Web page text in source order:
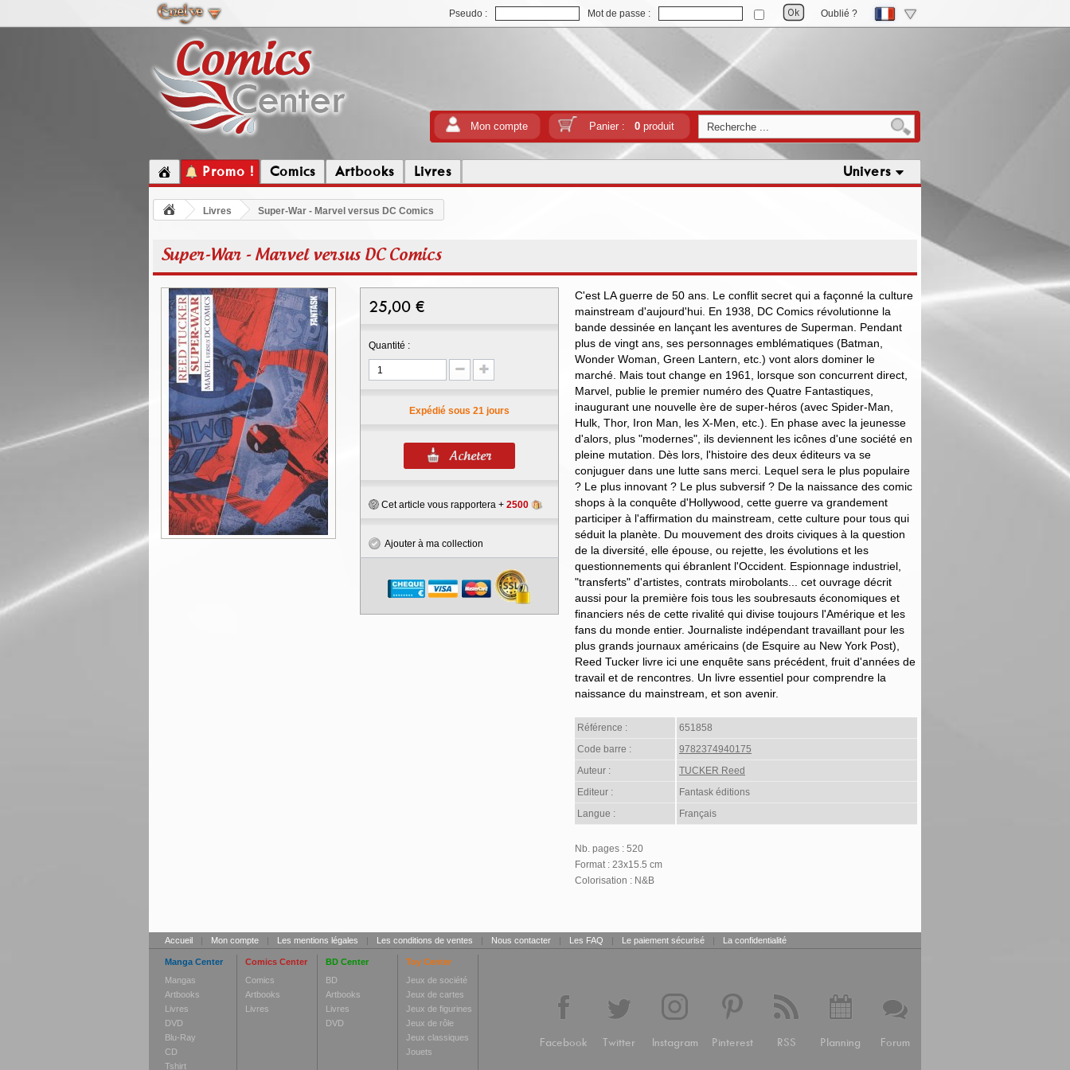
Pseudo : Mot de passe : Oublié ?
Mon compte Panier : 0produit
Promo ! Comics Artbooks Livres Univers
Livres Super-War - Marvel versus DC Comics
Super-War - Marvel versus DC Comics
25,00 €
Quantité :
Expédié sous 21 jours
Cet article vous rapportera + 2500
Ajouter à ma collection
C'est LA guerre de 50 ans. Le conflit secret qui a façonné la culture
mainstream d'aujourd'hui. En 1938, DC Comics révolutionne la
bande dessinée en lançant les aventures de Superman. Pendant
plus de vingt ans, ses personnages emblématiques (Batman,
Wonder Woman, Green Lantern, etc.) vont alors dominer le
marché. Mais tout change en 1961, lorsque son concurrent direct,
Marvel, publie le premier numéro des Quatre Fantastiques,
inaugurant une nouvelle ère de super-héros (avec Spider-Man,
Hulk, Thor, Iron Man, les X-Men, etc.). En phase avec la jeunesse
d'alors, plus "modernes", ils deviennent les icônes d'une société en
pleine mutation. Dès lors, l'histoire des deux éditeurs va se
conjuguer dans une lutte sans merci. Lequel sera le plus populaire
? Le plus innovant ? Le plus subversif ? De la naissance des comic
shops à la conquête d'Hollywood, cette guerre va grandement
participer à l'affirmation du mainstream, cette culture pour tous qui
séduit la planète. Du mouvement des droits civiques à la question
de la diversité, elle épouse, ou rejette, les évolutions et les
questionnements qui ébranlent l'Occident. Espionnage industriel,
"transferts" d'artistes, contrats mirobolants... cet ouvrage décrit
aussi pour la première fois tous les soubresauts économiques et
financiers nés de cette rivalité qui divise toujours l'Amérique et les
fans du monde entier. Journaliste indépendant travaillant pour les
plus grands journaux américains (de Esquire au New York Post),
Reed Tucker livre ici une enquête sans précédent, fruit d'années de
travail et de rencontres. Un livre essentiel pour comprendre la
naissance du mainstream, et son avenir.
Référence :
651858
Code barre :
9782374940175
Auteur :
TUCKER Reed
Editeur :
Fantask éditions
Langue :
Français
Nb. pages : 520
Format : 23x15.5 cm
Colorisation : N&B
Accueil | Mon compte | Les mentions légales | Les conditions de ventes | Nous contacter | Les FAQ | Le paiement sécurisé | La confidentialité
Manga Center
Mangas
Artbooks
Livres
DVD
Blu-Ray
CD
Tshirt
Comics Center
Comics
Artbooks
Livres
BD Center
BD
Artbooks
Livres
DVD
Toy Center
Jeux de société
Jeux de cartes
Jeux de figurines
Jeux de rôle
Jeux classiques
Jouets
Facebook Twitter Instagram Pinterest RSS Planning Forum